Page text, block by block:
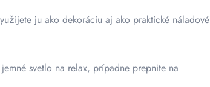
ju ako dekoráciu aj ako praktické náladové
svetlo na relax, prípadne prepnite na